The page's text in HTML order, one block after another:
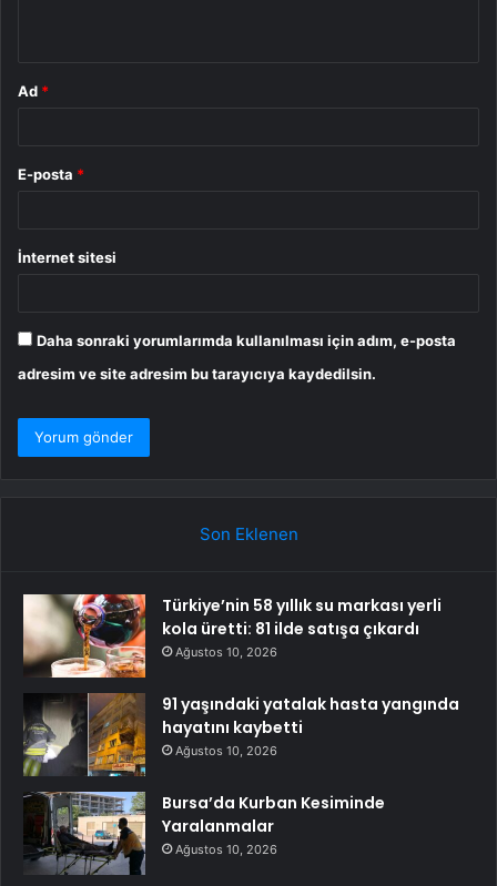
Ad *
E-posta *
İnternet sitesi
Daha sonraki yorumlarımda kullanılması için adım, e-posta
adresim ve site adresim bu tarayıcıya kaydedilsin.
Son Eklenen
Türkiye’nin 58 yıllık su markası yerli
kola üretti: 81 ilde satışa çıkardı
Ağustos 10, 2026
91 yaşındaki yatalak hasta yangında
hayatını kaybetti
Ağustos 10, 2026
Bursa’da Kurban Kesiminde
Yaralanmalar
Ağustos 10, 2026